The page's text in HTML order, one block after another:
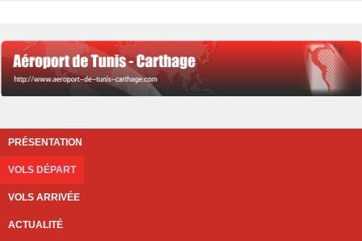
PRÉSENTATION
VOLS DÉPART
VOLS ARRIVÉE
ACTUALITÉ